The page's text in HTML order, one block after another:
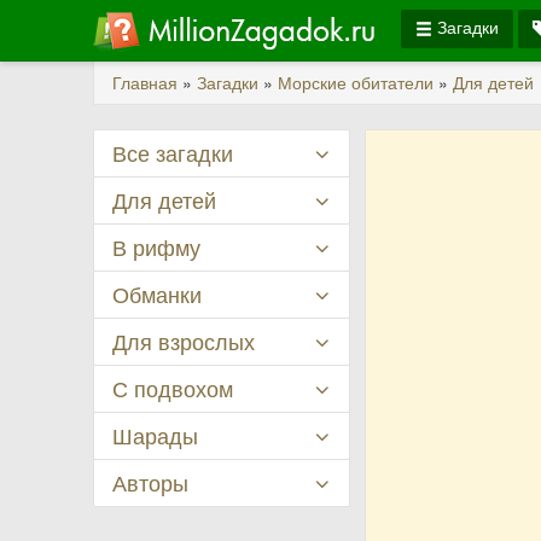
Загадки
Главная » Загадки » Морские обитатели » Для детей
Все загадки
Для детей
В рифму
Обманки
Для взрослых
С подвохом
Шарады
Авторы